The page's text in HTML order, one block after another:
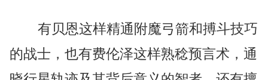
有贝恩这样精通附魔弓箭和搏斗技巧
的战士，也有费伦泽这样熟稔预言术，通